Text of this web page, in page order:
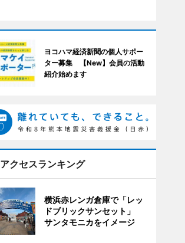
ヨコハマ経済新聞の個人サポー
ター募集 【New】会員の活動
紹介始めます
アクセスランキング
横浜赤レンガ倉庫で「レッ
ドブリックサンセット」
サンタモニカをイメージ